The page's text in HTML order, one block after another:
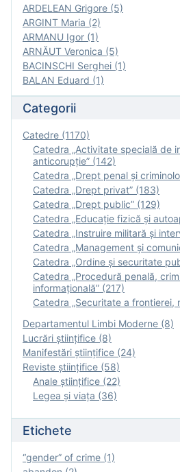
ARDELEAN Grigore (5)
ARGINT Maria (2)
ARMANU Igor (1)
ARNĂUT Veronica (5)
BACINSCHI Serghei (1)
BALAN Eduard (1)
Categorii
Catedre (1170)
Catedra „Activitate specială de
anticorupție” (142)
Catedra „Drept penal și
Catedra „Drept privat” (183)
Catedra „Drept public” (129)
Catedra „Educație fizică şi
Catedra „Instruire militară şi
Catedra „Management și
Catedra „Ordine și securitate
Catedra „Procedură penală,
informațională” (217)
Catedra „Securitate a frontierei,
Departamentul Limbi Moderne (8)
Lucrări științifice (8)
Manifestări ştiinţifice (24)
Reviste ştiinţifice (58)
Anale ştiinţifice (22)
Legea şi viaţa (36)
Etichete
“gender” of crime (1)